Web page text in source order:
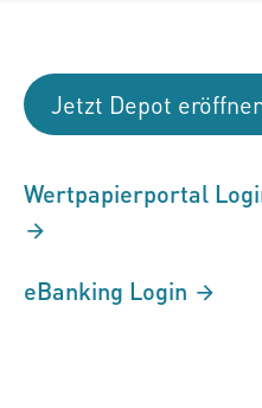
Jetzt Depot
Wertpapierportal
eBanking Login